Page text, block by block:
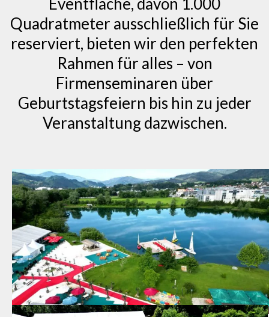
Quadratmeter ausschließlich für Sie
reserviert, bieten wir den perfekten
Rahmen für alles – von
Firmenseminaren über
Geburtstagsfeiern bis hin zu jeder
Veranstaltung dazwischen.